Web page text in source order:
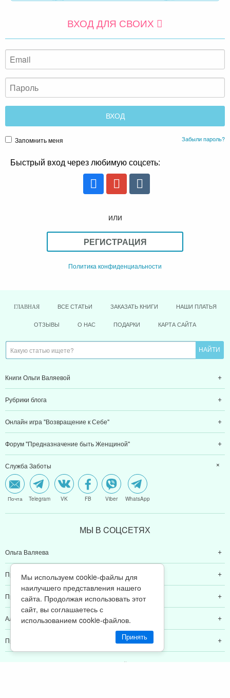
ВХОД ДЛЯ СВОИХ
Запомнить меня Забыли пароль?
Быстрый вход через любимую соцсеть:
или
РЕГИСТРАЦИЯ
Политика конфиденциальности
ГЛАВНАЯ ВСЕ СТАТЬИ ЗАКАЗАТЬ КНИГИ НАШИ ПЛАТЬЯ
ОТЗЫВЫ О НАС ПОДАРКИ КАРТА САЙТА
Книги Ольги Валяевой
Рубрики блога
Онлайн игра "Возвращение к Себе"
Форум "Предназначение быть Женщиной"
Служба Заботы
Почта Telegram VK FB Viber WhatsApp
МЫ В CОЦCЕТЯХ
Ольга Валяева
Предназначение быть женщиной
Предназначение быть мамой
Алексей Валяев
Предназначение быть папой
© 2011-2026 Предназначение быть Женщиной
Мы используем cookie-файлы для
наилучшего представления нашего
сайта. Продолжая использовать этот
сайт, вы соглашаетесь с
использованием cookie-файлов.
Принять